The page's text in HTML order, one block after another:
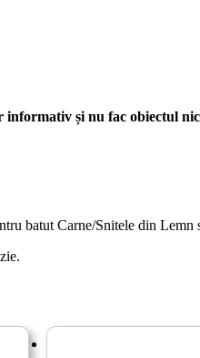
informativ și nu fac obiectul
batut Carne/Snitele din